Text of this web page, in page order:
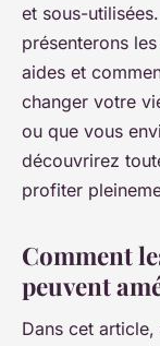
et sous-
présenterons
aides et
changer votre
ou que vous
découvrirez
profiter
Comment
peuvent
Dans cet